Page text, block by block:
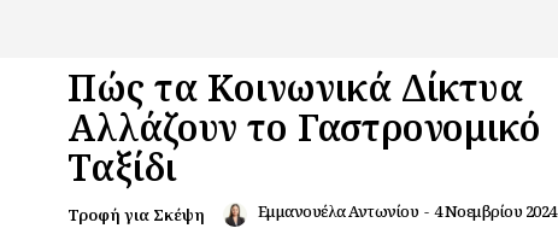
Πώς τα Κοινωνικά Δίκτυα
Αλλάζουν το Γαστρονομικό
Ταξίδι
Τροφή για Σκέψη Εμμανουέλα Αντωνίου - 4 Νοεμβρίου 2024